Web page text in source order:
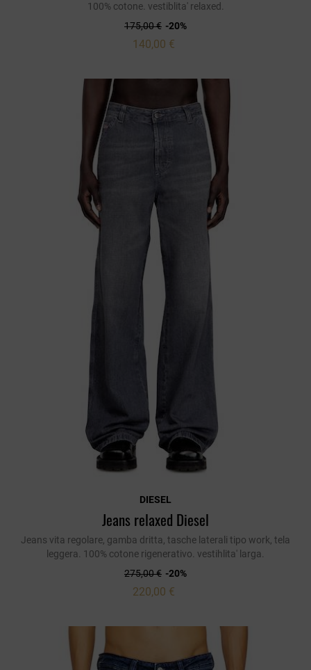
100% cotone. vestiblita' relaxed.
175,00 € -20%
140,00 €
DIESEL
Jeans relaxed Diesel
Jeans vita regolare, gamba dritta, tasche laterali tipo work, tela
leggera. 100% cotone rigenerativo. vestihlita' larga.
275,00 € -20%
220,00 €